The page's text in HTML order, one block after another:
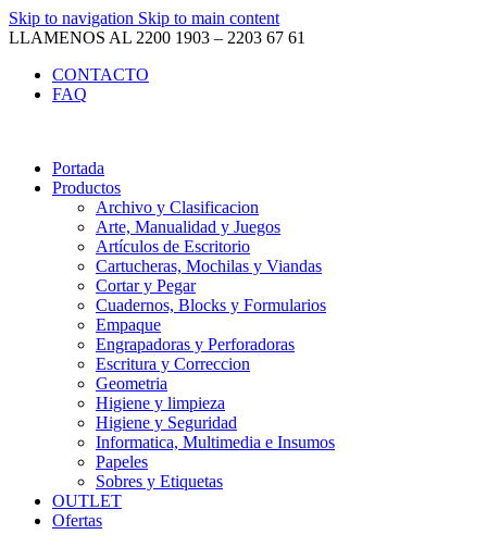
Skip to navigation Skip to main content
LLAMENOS AL 2200 1903 – 2203 67 61
CONTACTO
FAQ
Portada
Productos
Archivo y Clasificacion
Arte, Manualidad y Juegos
Artículos de Escritorio
Cartucheras, Mochilas y Viandas
Cortar y Pegar
Cuadernos, Blocks y Formularios
Empaque
Engrapadoras y Perforadoras
Escritura y Correccion
Geometria
Higiene y limpieza
Higiene y Seguridad
Informatica, Multimedia e Insumos
Papeles
Sobres y Etiquetas
OUTLET
Ofertas